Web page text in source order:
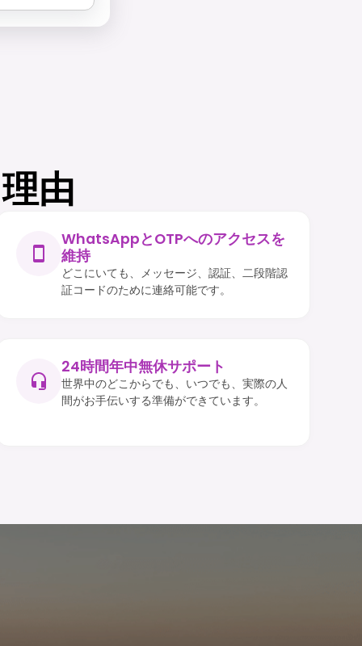
由
WhatsAppとOTPへのアクセスを
維持
どこにいても、メッセージ、認証、二段階認
証コードのために連絡可能です。
24時間年中無休サポート
世界中のどこからでも、いつでも、実際の人
間がお手伝いする準備ができています。